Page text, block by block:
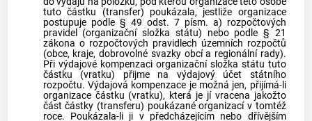
tuto částku (transfer) poukázala, jestliže organizace
postupuje podle § 49 odst. 7 písm. a) rozpočtových
pravidel (organizační složka státu) nebo podle § 21
zákona o rozpočtových pravidlech územních rozpočtů
(obce, kraje, dobrovolné svazky obcí a regionální rady).
Při výdajové kompenzaci organizační složka státu tuto
částku (vratku) přijme na výdajový účet státního
rozpočtu. Výdajová kompenzace je možná jen, přijímá-li
organizace částku (vratku), která je jí vracena jakožto
část částky (transferu) poukázané organizací v tomtéž
roce. Poukázala-li ji v předcházejícím nebo dřívějším